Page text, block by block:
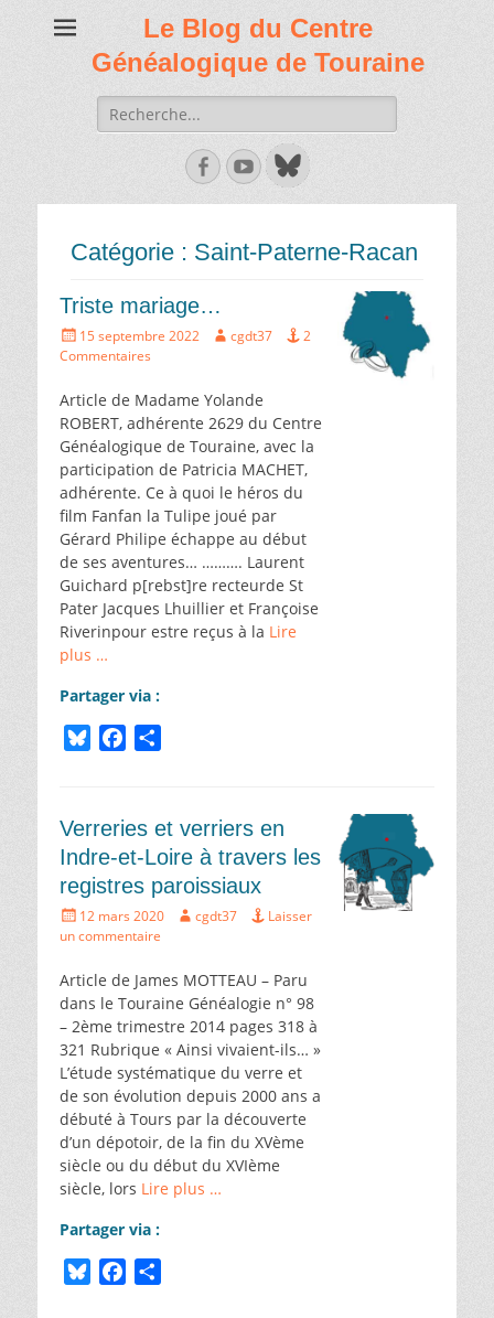
Le Blog du Centre
Généalogique de Touraine
Recherche
de:
Facebook
Youtube
Catégorie : Saint-Paterne-Racan
Triste mariage…
Écrit
le
15 septembre 2022 Auteur
cgdt37
2
Commentaires
Article de Madame Yolande
ROBERT, adhérente 2629 du Centre
Généalogique de Touraine, avec la
participation de Patricia MACHET,
adhérente. Ce à quoi le héros du
film Fanfan la Tulipe joué par
Gérard Philipe échappe au début
de ses aventures… ………. Laurent
Guichard p[rebst]re recteurde St
Pater Jacques Lhuillier et Françoise
Riverinpour estre reçus à la Lire
plus …
Partager via :
s
k
y
b
o
o
k
a
g
e
r
Verreries et verriers en
Indre-et-Loire à travers les
registres paroissiaux
Écrit
le
12 mars 2020 Auteur
cgdt37
Laisser
un commentaire
Article de James MOTTEAU – Paru
dans le Touraine Généalogie n° 98
– 2ème trimestre 2014 pages 318 à
321 Rubrique « Ainsi vivaient-ils… »
L’étude systématique du verre et
de son évolution depuis 2000 ans a
débuté à Tours par la découverte
d’un dépotoir, de la fin du XVème
siècle ou du début du XVIème
siècle, lors Lire plus …
Partager via :